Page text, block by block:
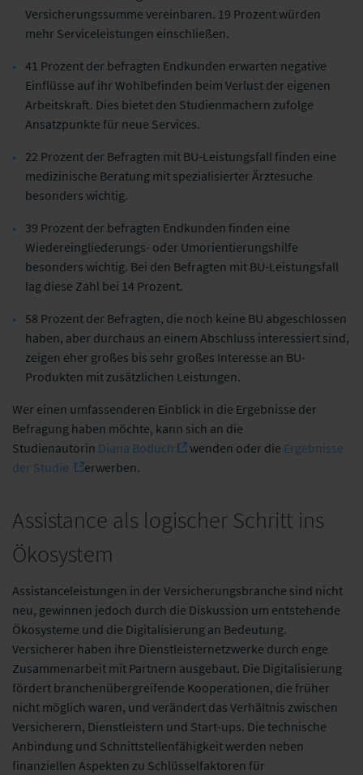
Versicherungssumme vereinbaren. 19 Prozent würden
mehr Serviceleistungen einschließen.
41 Prozent der befragten Endkunden erwarten negative
Einflüsse auf ihr Wohlbefinden beim Verlust der eigenen
Arbeitskraft. Dies bietet den Studienmachern zufolge
Ansatzpunkte für neue Services.
22 Prozent der Befragten mit BU-Leistungsfall finden eine
medizinische Beratung mit spezialisierter Ärztesuche
besonders wichtig.
39 Prozent der befragten Endkunden finden eine
Wiedereingliederungs- oder Umorientierungshilfe
besonders wichtig. Bei den Befragten mit BU-Leistungsfall
lag diese Zahl bei 14 Prozent.
58 Prozent der Befragten, die noch keine BU abgeschlossen
haben, aber durchaus an einem Abschluss interessiert sind,
zeigen eher großes bis sehr großes Interesse an BU-
Produkten mit zusätzlichen Leistungen.
Wer einen umfassenderen Einblick in die Ergebnisse der
Befragung haben möchte, kann sich an die
Studienautorin Diana Boduch wenden oder die Ergebnisse
der Studie
erwerben.
Assistance als logischer Schritt ins
Ökosystem
Assistanceleistungen in der Versicherungsbranche sind nicht
neu, gewinnen jedoch durch die Diskussion um entstehende
Ökosysteme und die Digitalisierung an Bedeutung.
Versicherer haben ihre Dienstleisternetzwerke durch enge
Zusammenarbeit mit Partnern ausgebaut. Die Digitalisierung
fördert branchenübergreifende Kooperationen, die früher
nicht möglich waren, und verändert das Verhältnis zwischen
Versicherern, Dienstleistern und Start-ups. Die technische
Anbindung und Schnittstellenfähigkeit werden neben
finanziellen Aspekten zu Schlüsselfaktoren für